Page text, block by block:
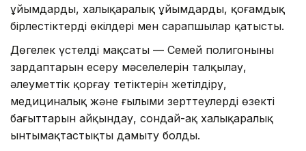
ұйымдардың, халықаралық ұйымдардың, қоғамдық
бірлестіктердің өкілдері мен сарапшылар қатысты.
Дөңгелек үстелдің мақсаты — Семей полигонының
зардаптарын еңсеру мәселелерін талқылау,
әлеуметтік қорғау тетіктерін жетілдіру,
медициналық және ғылыми зерттеулердің өзекті
бағыттарын айқындау, сондай-ақ халықаралық
ынтымақтастықты дамыту болды.